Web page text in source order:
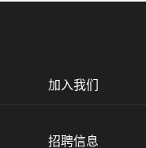
加入我们
招聘信息